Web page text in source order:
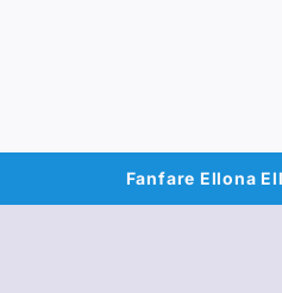
Fanfare Ellona